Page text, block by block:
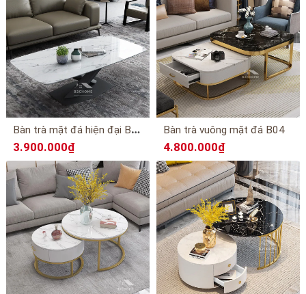
B
àn trà mặt đá hiện đại B06
3.900.000₫
Bàn trà vuông mặt đá B04
4.800.000₫